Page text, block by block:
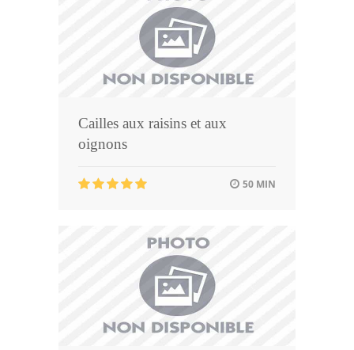
Cailles aux raisins et aux
oignons
50 MIN